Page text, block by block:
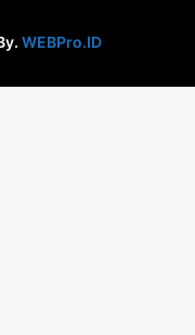
WEBPro.ID